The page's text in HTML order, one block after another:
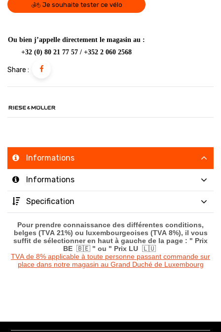
Je souhaite tester ce vélo
Ou bien j’appelle directement le magasin au :
+32 (0) 80 21 77 57 / +352 2 060 2568
Share :
Informations
Informations
Specification
Pour prendre connaissance des différentes conditions,
belges (TVA 21%) ou luxembourgeoises (TVA 8%), il vous
suffit de sélectionner en haut à gauche de la page : " Prix
BE 🇧🇪 " ou " Prix LU 🇱🇺
TVA de 8% applicable à toute personne passant commande sur
place dans notre magasin au Grand Duché de Luxembourg